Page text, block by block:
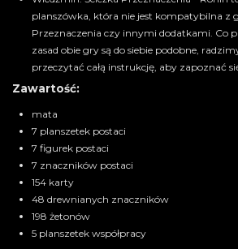
planszówka, która nie jest kompatybilna z
Przeznaczenia czy innymi dodatkami. Co
zasad obie gry są do siebie podobne,
przeczytać całą instrukcję, aby zapoznać
Zawartość:
mata
7 planszetek postaci
7 figurek postaci
7 znaczników postaci
154 karty
48 drewnianych znaczników
198 żetonów
5 planszetek współpracy